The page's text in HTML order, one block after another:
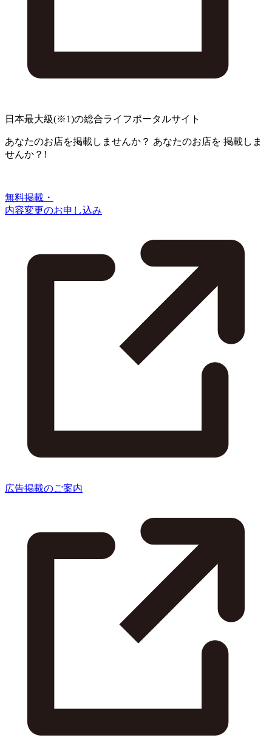
日本最大級(※1)の総合ライフポータルサイト
あなたのお店を掲載しませんか？ あなたのお店を 掲載しま
せんか？!
無料掲載・
内容変更のお申し込み
広告掲載のご案内